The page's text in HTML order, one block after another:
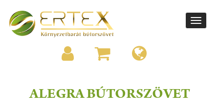
Toggle
ALEGRA BÚTORSZÖVET